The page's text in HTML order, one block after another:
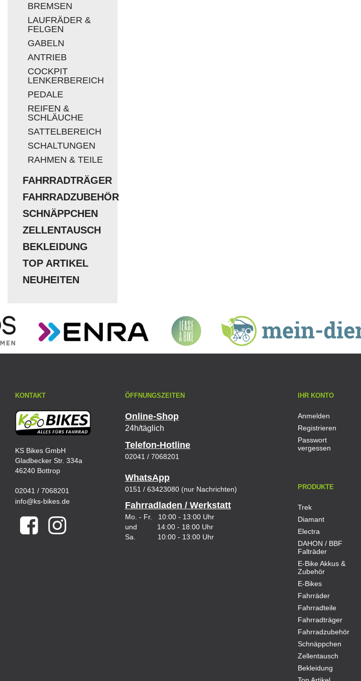
BREMSEN
LAUFRÄDER &
FELGEN
GABELN
ANTRIEB
COCKPIT
LENKERBEREICH
PEDALE
REIFEN &
SCHLÄUCHE
SATTELBEREICH
SCHALTUNGEN
RAHMEN & TEILE
FAHRRADTRÄGER
FAHRRADZUBEHÖR
SCHNÄPPCHEN
ZELLENTAUSCH
BEKLEIDUNG
TOP ARTIKEL
NEUHEITEN
KONTAKT
KS Bikes GmbH
Gladbecker Str. 334a
46240 Bottrop
02041 / 7068201
info@ks-bikes.de
ÖFFNUNGSZEITEN
Online-Shop
24h/täglich
Telefon-Hotline
02041 / 7068201
WhatsApp
0151 / 63423080 (nur Nachrichten)
Fahrradladen / Werkstatt
Mo. - Fr. 10:00 - 13:00 Uhr
und 14:00 - 18:00 Uhr
Sa. 10:00 - 13:00 Uhr
IHR KONTO
Anmelden
Registrieren
Passwort
vergessen
PRODUKTE
Trek
Diamant
Electra
DAHON / BBF
Falträder
E-Bike Akkus &
Zubehör
E-Bikes
Fahrräder
Fahrradteile
Fahrradträger
Fahrradzubehör
Schnäppchen
Zellentausch
Bekleidung